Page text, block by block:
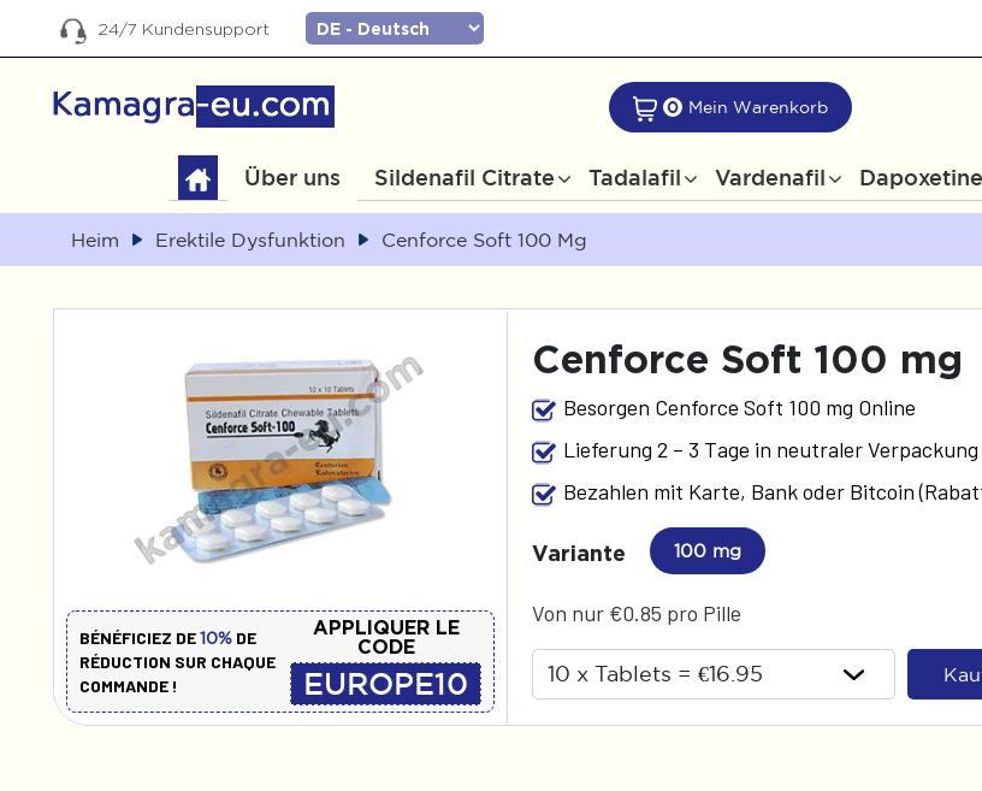
24/7 Kundensupport
0 Mein Warenkorb
Über uns Sildenafil Citrate Tadalafil Vardenafil Dapoxetine
Heim Erektile Dysfunktion Cenforce Soft 100 Mg
BÉNÉFICIEZ DE10% DE
RÉDUCTION SUR CHAQUE
COMMANDE !
APPLIQUER LE
CODE
EUROPE10
Cenforce Soft 100 mg
Besorgen Cenforce Soft 100 mg Online
Lieferung 2 – 3 Tage in neutraler Verpackung
Bezahlen mit Karte, Bank oder Bitcoin
Variante 100 mg
Von nur €0.85 pro Pille